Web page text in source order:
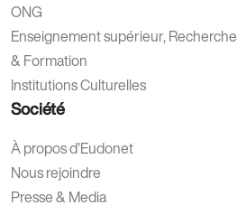
ONG
Enseignement supérieur, Recherche
& Formation
Institutions Culturelles
Société
À propos d’Eudonet
Nous rejoindre
Presse & Media